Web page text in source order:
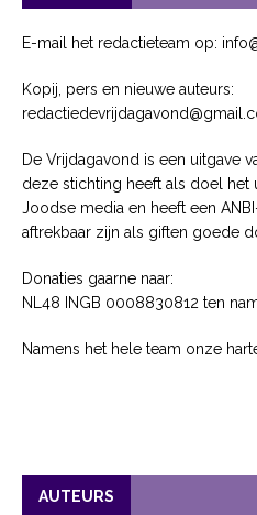
E-mail het redactieteam op:
Kopij, pers en nieuwe auteurs:
De Vrijdagavond is een uitgave
deze stichting heeft als doel het
Joodse media en heeft een
aftrekbaar zijn als giften goede
Donaties gaarne naar:
NL48 INGB 0008830812 ten
Namens het hele team onze
AUTEURS